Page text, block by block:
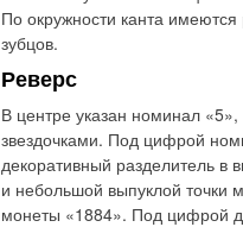
По окружности канта
зубцов.
Реверс
В центре указан номинал
звездочками. Под цифрой
декоративный разделитель в
и небольшой выпуклой
монеты «1884». Под цифрой